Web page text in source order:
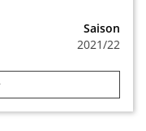
Saison
2021/22